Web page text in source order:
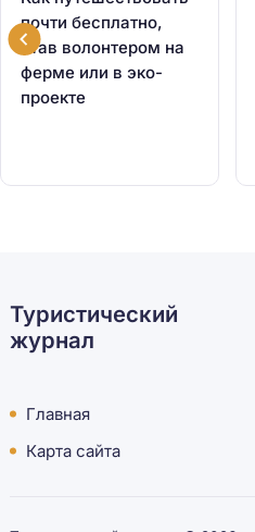
почти бесплатно,
став волонтером на
ферме или в эко-
проекте
Туристический
журнал
Главная
Карта сайта